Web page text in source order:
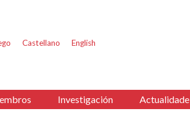
Castellano English
Investigación Actualidade